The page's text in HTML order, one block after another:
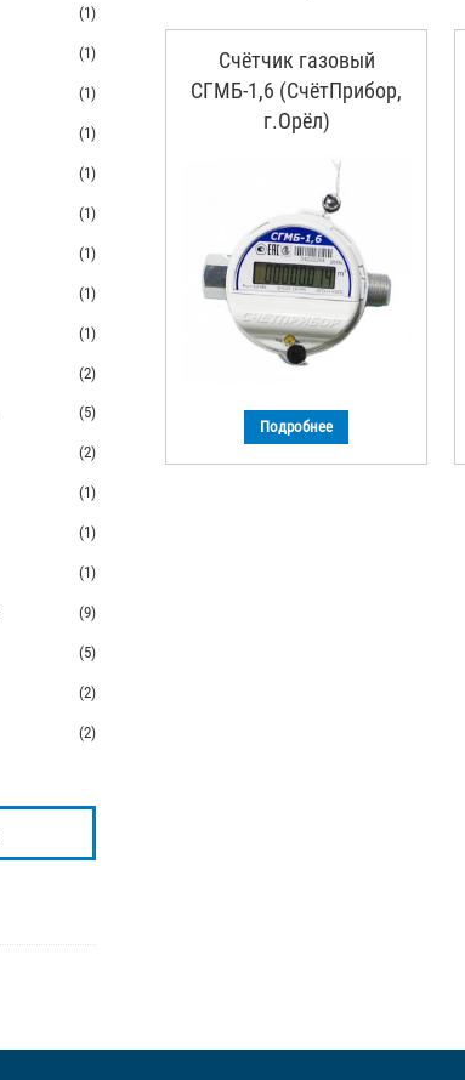
Счётчик газовый
СГМБ-1,6 (СчётПрибор,
г.Орёл)
Подробнее
(1)
(1)
(1)
(1)
(1)
(1)
(1)
(1)
(1)
(2)
(5)
(2)
(1)
(1)
(1)
(9)
(5)
(2)
(2)